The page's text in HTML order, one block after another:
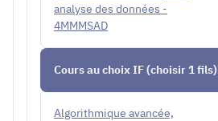
analyse des données -
4MMMSAD
Cours au choix IF (choisir 1 fils)
Algorithmique avancée,